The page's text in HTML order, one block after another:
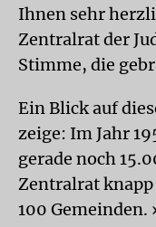
Ihnen sehr
Zentralrat der
Stimme, die
Ein Blick auf
zeige: Im Jahr
gerade noch
Zentralrat
100 Gemeinden.